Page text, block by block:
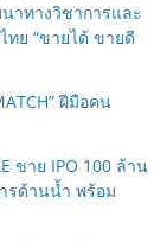
าทางวิชาการและ
ทย “ขายได้ ขายดี
ฝีมือคน
ขาย IPO 100 ล้าน
รด้านน้ำ พร้อม